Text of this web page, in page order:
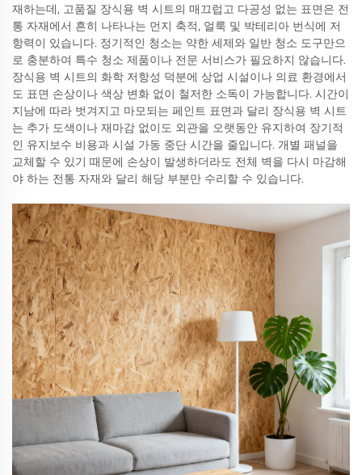
재하는데, 고품질 장식용 벽 시트의 매끄럽고 다공성 없는 표면은 전
통 자재에서 흔히 나타나는 먼지 축적, 얼룩 및 박테리아 번식에 저
항력이 있습니다. 정기적인 청소는 약한 세제와 일반 청소 도구만으
로 충분하여 특수 청소 제품이나 전문 서비스가 필요하지 않습니다.
장식용 벽 시트의 화학 저항성 덕분에 상업 시설이나 의료 환경에서
도 표면 손상이나 색상 변화 없이 철저한 소독이 가능합니다. 시간이
지남에 따라 벗겨지고 마모되는 페인트 표면과 달리 장식용 벽 시트
는 추가 도색이나 재마감 없이도 외관을 오랫동안 유지하여 장기적
인 유지보수 비용과 시설 가동 중단 시간을 줄입니다. 개별 패널을
교체할 수 있기 때문에 손상이 발생하더라도 전체 벽을 다시 마감해
야 하는 전통 자재와 달리 해당 부분만 수리할 수 있습니다.